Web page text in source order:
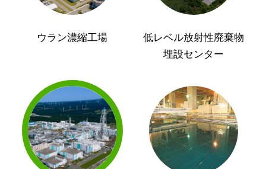
ウラン濃縮工場
低レベル放射性廃棄物
埋設センター